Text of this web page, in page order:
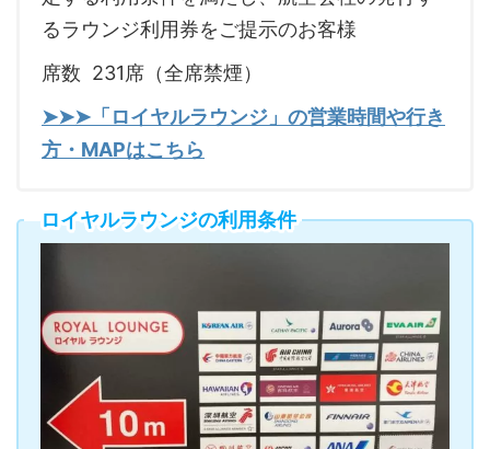
るラウンジ利用券をご提示のお客様
席数 231席（全席禁煙）
➤➤➤「ロイヤルラウンジ」の営業時間や行き
方・MAPはこちら
ロイヤルラウンジの利用条件